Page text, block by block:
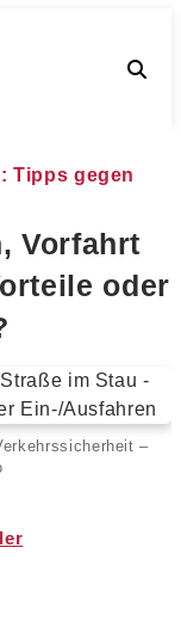
Tipps gegen
Vorfahrt
oder
–